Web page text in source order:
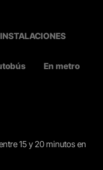
INSTALACIONES
En metro
15 y 20 minutos en